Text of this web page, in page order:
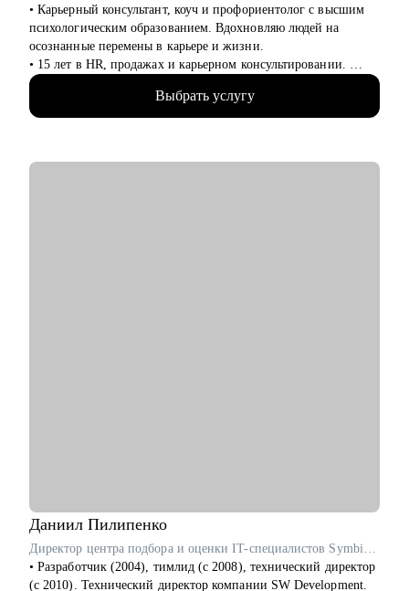
• Карьерный консультант, коуч и профориентолог с высшим
психологическим образованием. Вдохновляю людей на
осознанные перемены в карьере и жизни.
• 15 лет в HR, продажах и карьерном консультировании.
• Провела 3000+ собеседований. Точно знаю, как выглядит
резюме, которое привлекает и алгоритмы hh.ru и рекрутеров,
а какие моменты могут стать "красными флагами".
Специалистам и профессионалам разного уровня по
направлениям:
Выбрать услугу
Даниил Пилипенко
Директор центра подбора и оценки IT-специалистов SymbioWay
• Разработчик (2004), тимлид (с 2008), технический директор
(с 2010). Технический директор компании SW Development.